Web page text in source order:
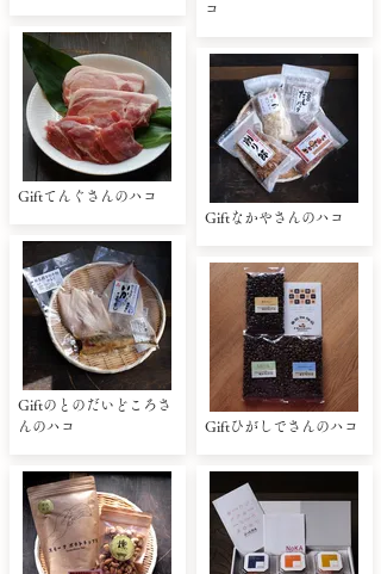
Giftてんぐさんのハコ
Giftのとのだいどころさ
んのハコ
コ
Giftなかやさんのハコ
Giftひがしでさんのハコ